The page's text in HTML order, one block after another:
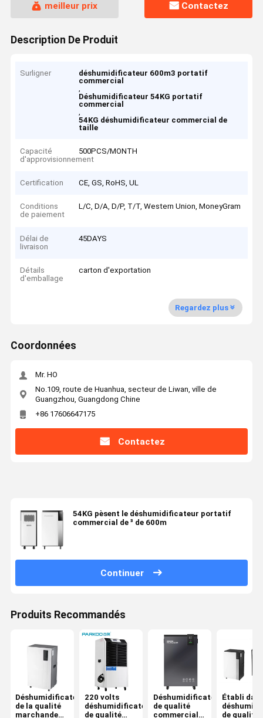
meilleur prix Contactez
Description De Produit
Surligner
déshumidificateur 600m3 portatif
commercial
,
Déshumidificateur 54KG portatif
commercial
,
54KG déshumidificateur commercial de
taille
Capacité
d'approvisionnement
500PCS/MONTH
Certification CE, GS, RoHS, UL
Conditions
de paiement
L/C, D/A, D/P, T/T, Western Union, MoneyGram
Délai de
livraison
45DAYS
Détails
d'emballage
carton d'exportation
Regardez plus
Coordonnées
Mr. HO
No.109, route de Huanhua, secteur de Liwan, ville de
Guangzhou, Guangdong Chine
+86 17606647175
Contactez
54KG pèsent le déshumidificateur portatif
commercial de ³ de 600m
Continuer
Produits Recommandés
Déshumidificateur
de la qualité
marchande
220 volts
déshumidificateur
de qualité
Déshumidificateur
de qualité
commerciale
Établi
de qualité